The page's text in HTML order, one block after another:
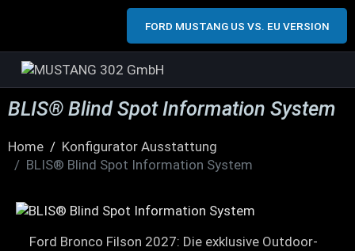
FORD MUSTANG US VS. EU VERSION
BLIS® Blind Spot Information System
Home
Konfigurator Ausstattung
BLIS® Blind Spot Information System
Ford Bronco Filson 2027: Die exklusive Outdoor-